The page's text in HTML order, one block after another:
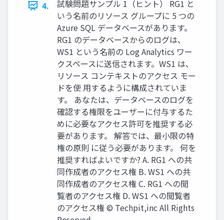
4.
試験問題サンプル 1（ヒント） RG1 と
いう名前のリソース グループに 5 つの
Azure SQL データベースがあります。
RG1 のデータベースからのログは、
WS1 という名前の Log Analytics ワー
クスペースに送信されます。WS1 は、
リソース コンテキストのアクセス モー
ドを使 用するように構成されていま
す。 あなたは、データベースのログを
確認する権限をユーザーに付与するた
めに必要なアクセス許可を推奨する必
要があります。 解答では、最小限の特
権の原則 に従う必要があります。 何を
推奨すればよいですか? A. RG1 への共
同作成者のアクセス権 B. WS1 への共
同作成者のアクセス権 C. RG1 への閲
覧者のアクセス権 D. WS1 への閲覧者
のアクセス権 © Techpit,inc All Rights